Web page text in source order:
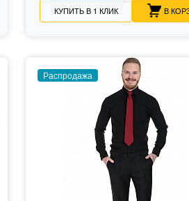
КУПИТЬ В 1 КЛИК В
Распродажа